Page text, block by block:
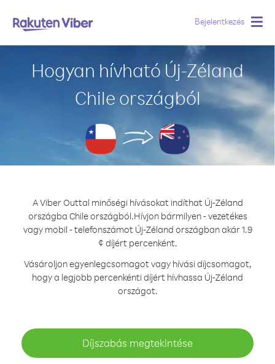
Bejelentkezés
Hogyan hívható Új-Zéland
Chile országból
A Viber Outtal minőségi hívásokat indíthat Új-Zéland
országba Chile országból.Hívjon bármilyen - vezetékes
vagy mobil - telefonszámot Új-Zéland országban akár 1.9
¢ díjért percenként.
Vásároljon egyenlegcsomagot vagy hívási díjcsomagot,
hogy a legjobb percenkénti díjért hívhassa Új-Zéland
országot.
Díjszabás megtekintése